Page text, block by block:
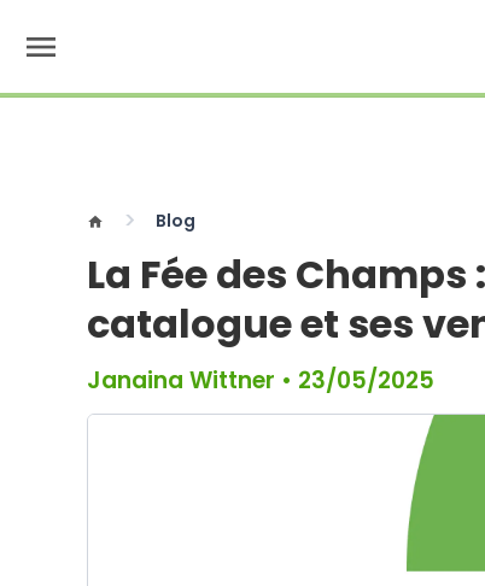
menu
home Blog
La Fée des
catalogue et ses
Janaina Wittner • 23/05/2025